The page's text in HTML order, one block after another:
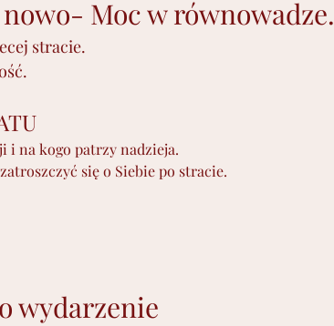
Moc w równowadze.
stracie.
i na kogo patrzy nadzieja.
się o Siebie po stracie.
wydarzenie